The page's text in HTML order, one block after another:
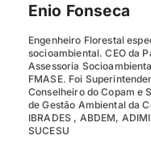
Enio Fonseca
Engenheiro Florestal
socioambiental. CEO da
Assessoria
FMASE. Foi
Conselheiro do Copam e
de Gestão Ambiental da
IBRADES , ABDEM,
SUCESU